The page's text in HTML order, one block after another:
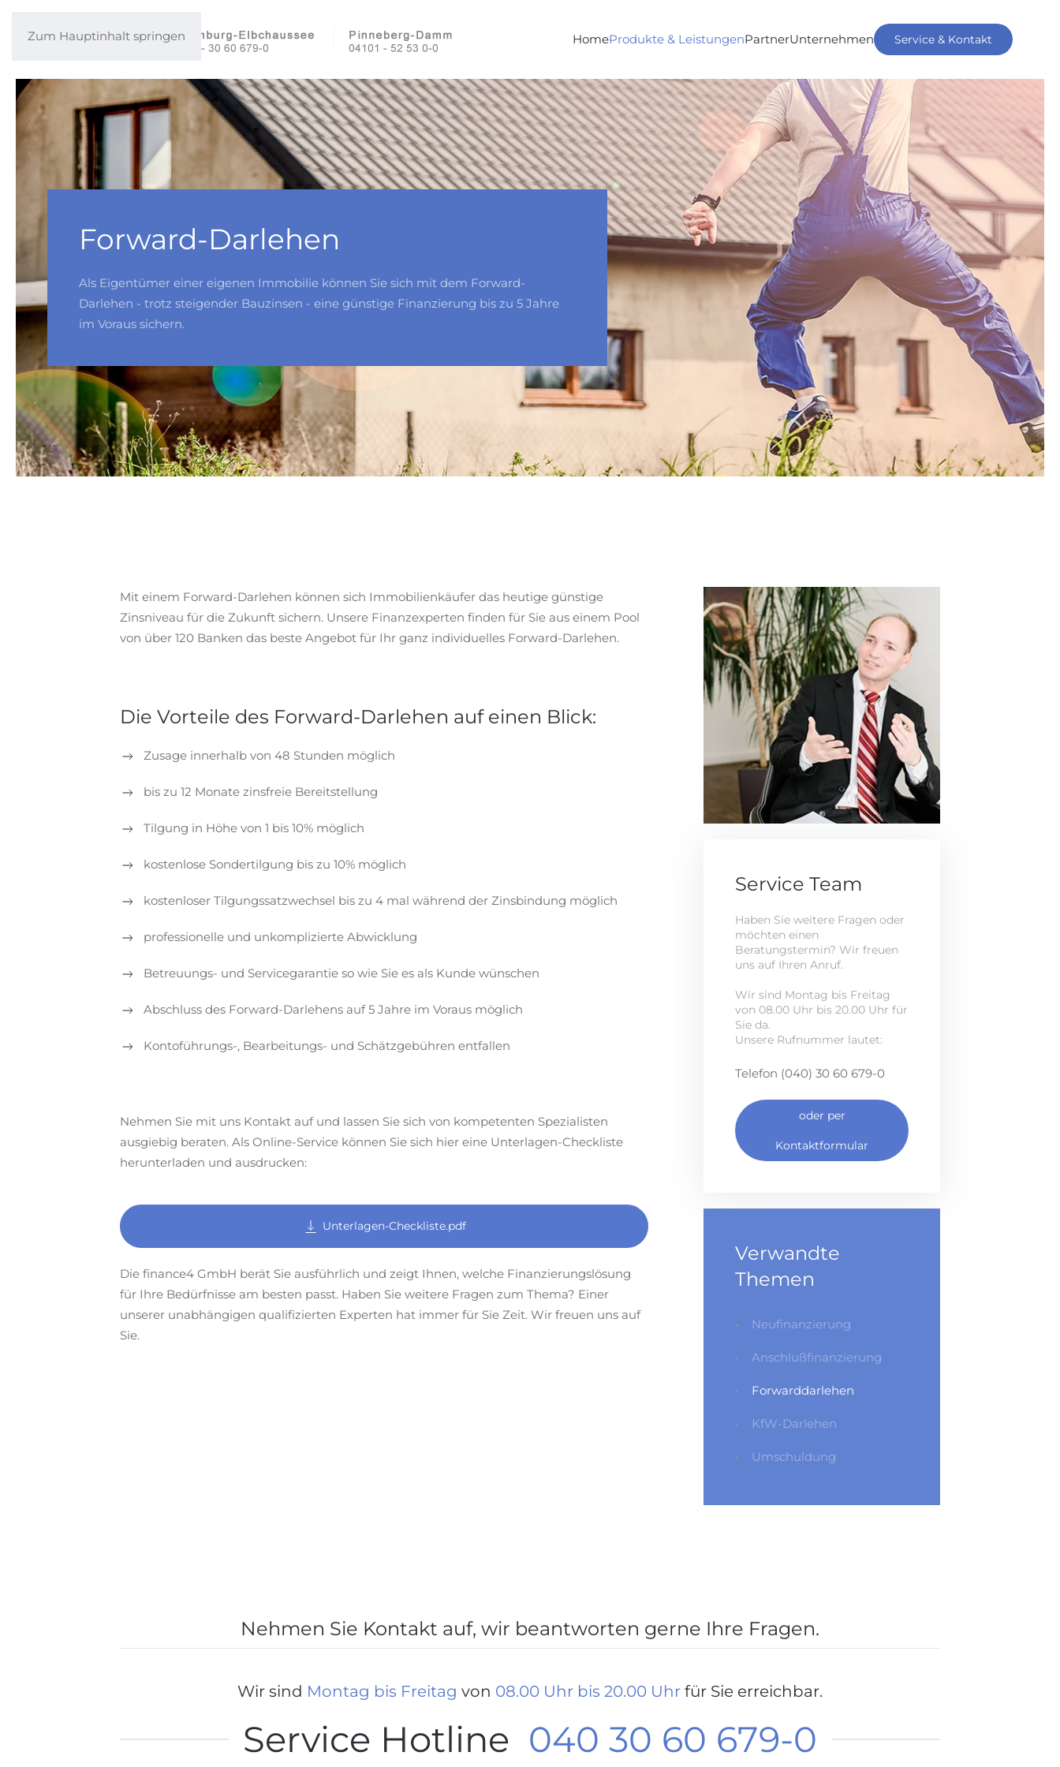
Zum Hauptinhalt springen HomeProdukte & LeistungenPartnerUnternehmen Service & Kontakt
Forward-Darlehen
Als Eigentümer einer eigenen Immobilie können Sie sich mit dem Forward-
Darlehen - trotz steigender Bauzinsen - eine günstige Finanzierung bis zu 5 Jahre
im Voraus sichern.
Mit einem Forward-Darlehen können sich Immobilienkäufer das heutige günstige
Zinsniveau für die Zukunft sichern. Unsere Finanzexperten finden für Sie aus einem Pool
von über 120 Banken das beste Angebot für Ihr ganz individuelles Forward-Darlehen.
Die Vorteile des Forward-Darlehen auf einen Blick:
Zusage innerhalb von 48 Stunden möglich
bis zu 12 Monate zinsfreie Bereitstellung
Tilgung in Höhe von 1 bis 10% möglich
kostenlose Sondertilgung bis zu 10% möglich
kostenloser Tilgungssatzwechsel bis zu 4 mal während der Zinsbindung möglich
professionelle und unkomplizierte Abwicklung
Betreuungs- und Servicegarantie so wie Sie es als Kunde wünschen
Abschluss des Forward-Darlehens auf 5 Jahre im Voraus möglich
Kontoführungs-, Bearbeitungs- und Schätzgebühren entfallen
Nehmen Sie mit uns Kontakt auf und lassen Sie sich von kompetenten Spezialisten
ausgiebig beraten. Als Online-Service können Sie sich hier eine Unterlagen-Checkliste
herunterladen und ausdrucken:
Unterlagen-Checkliste.pdf
Die finance4 GmbH berät Sie ausführlich und zeigt Ihnen, welche Finanzierungslösung
für Ihre Bedürfnisse am besten passt. Haben Sie weitere Fragen zum Thema? Einer
unserer unabhängigen qualifizierten Experten hat immer für Sie Zeit. Wir freuen uns auf
Sie.
Service Team
Haben Sie weitere Fragen oder
möchten einen
Beratungstermin? Wir freuen
uns auf Ihren Anruf.
Wir sind Montag bis Freitag
von 08.00 Uhr bis 20.00 Uhr für
Sie da.
Unsere Rufnummer lautet:
Telefon (040) 30 60 679-0
oder per
Kontaktformular
Verwandte
Themen
Neufinanzierung
Anschlußfinanzierung
Forwarddarlehen
KfW-Darlehen
Umschuldung
Nehmen Sie Kontakt auf, wir beantworten gerne Ihre Fragen.
Wir sind Montag bis Freitag von 08.00 Uhr bis 20.00 Uhr für Sie erreichbar.
Service Hotline 040 30 60 679-0